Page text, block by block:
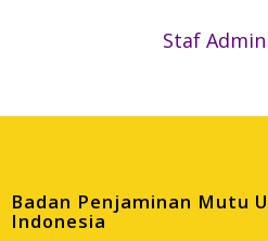
Staf
Badan Penjaminan Mutu
Indonesia